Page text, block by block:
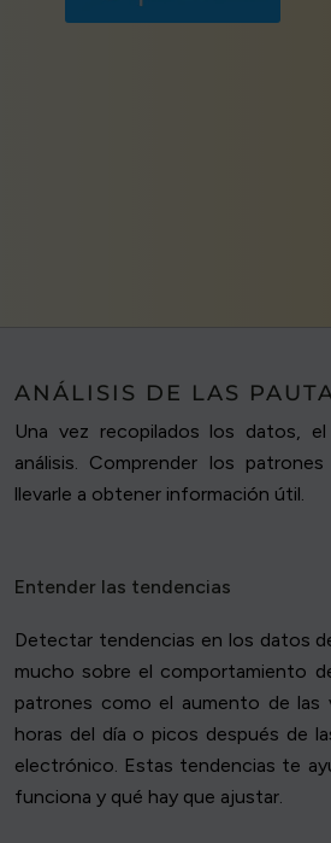
ANÁLISIS DE LAS
Una vez recopilados los datos,
análisis. Comprender los
llevarle a obtener información útil.
Entender las tendencias
Detectar tendencias en los datos
mucho sobre el comportamiento
patrones como el aumento de las
horas del día o picos después de
electrónico. Estas tendencias te
funciona y qué hay que ajustar.